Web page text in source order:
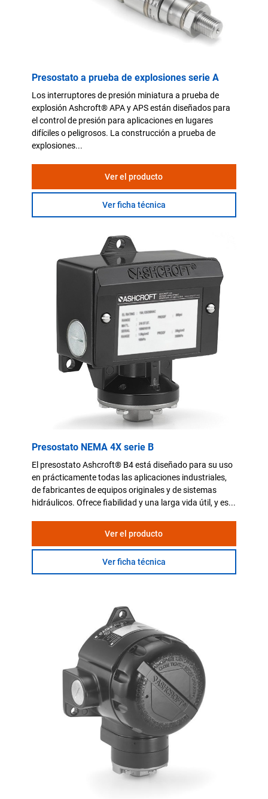
Presostato a prueba de explosiones serie A
Los interruptores de presión miniatura a prueba de
explosión Ashcroft® APA y APS están diseñados para
el control de presión para aplicaciones en lugares
difíciles o peligrosos. La construcción a prueba de
explosiones...
Ver el producto
Ver ficha técnica
Presostato NEMA 4X serie B
El presostato Ashcroft® B4 está diseñado para su uso
en prácticamente todas las aplicaciones industriales,
de fabricantes de equipos originales y de sistemas
hidráulicos. Ofrece fiabilidad y una larga vida útil, y es...
Ver el producto
Ver ficha técnica